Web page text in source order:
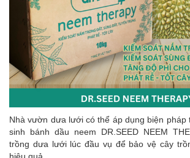
Nhà vườn dưa lưới có thể áp dụng biện pháp
sinh bánh dầu neem DR.SEED NEEM
trồng dưa lưới lúc đầu vụ để bảo vệ cây
hiệu quả.